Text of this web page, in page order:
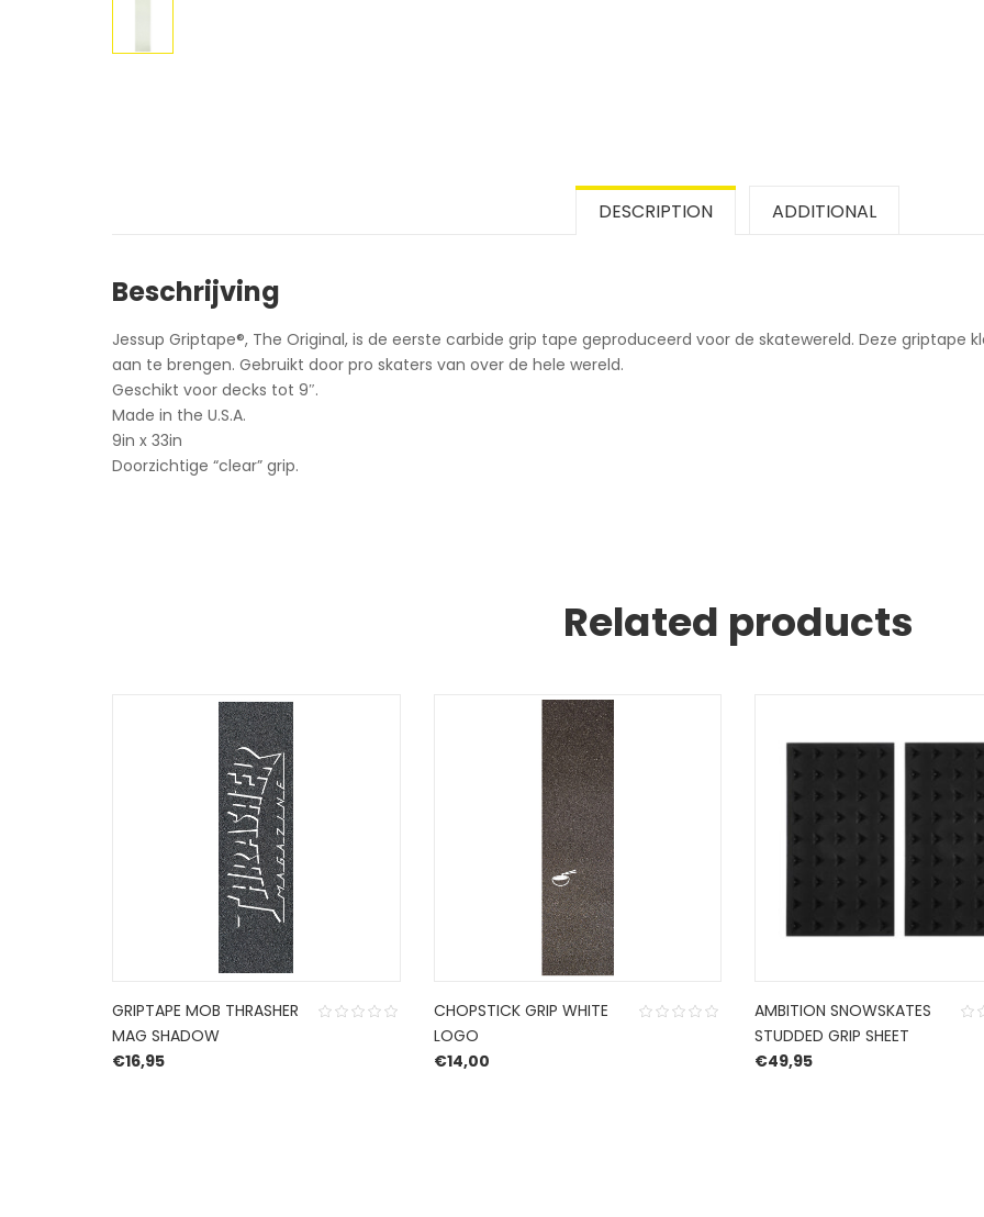
DESCRIPTION ADDITIONAL
Beschrijving
Jessup Griptape®, The Original, is de eerste carbide grip tape geproduceerd voor de skatewereld. Deze
aan te brengen. Gebruikt door pro skaters van over de hele wereld.
Geschikt voor decks tot 9″.
Made in the U.S.A.
9in x 33in
Doorzichtige “clear” grip.
Related products
GRIPTAPE MOB THRASHER
MAG SHADOW
€16,95
CHOPSTICK GRIP WHITE
LOGO
€14,00
AMBITION SNOWSKATES
STUDDED GRIP SHEET
€49,95